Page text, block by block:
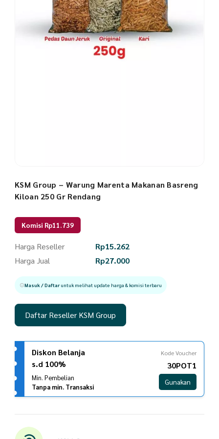
KSM Group – Warung Marenta Makanan Basreng
Kiloan 250 Gr Rendang
Komisi Rp11.739
Harga Reseller Rp15.262
Harga Jual
Rp27.000
Masuk / Daftaruntuk melihat update harga & komisi terbaru
Daftar Reseller KSM Group
Diskon Belanja
s.d 100%
Min. Pembelian
Tanpa min. Transaksi
Kode Voucher
30POT1
Gunakan